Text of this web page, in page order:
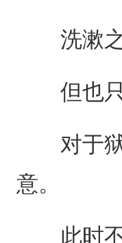
洗漱之
但也只
对于狱
意。
此时不